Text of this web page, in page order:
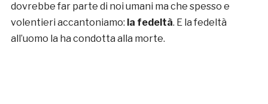
dovrebbe far parte di noi umani ma che spesso e
volentieri accantoniamo: la fedeltà. E la fedeltà
all’uomo la ha condotta alla morte.